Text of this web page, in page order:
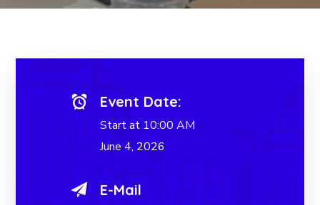
Event Date:
Start at 10:00 AM
June 4, 2026
E-Mail